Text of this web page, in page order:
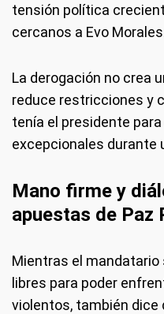
tensión política
cercanos a Evo
La derogación no crea
reduce restricciones y
tenía el presidente
excepcionales durante
Mano firme y
apuestas de Paz
Mientras el
libres para poder
violentos, también dice